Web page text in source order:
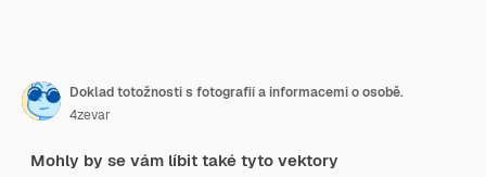
Doklad totožnosti s fotografií a informacemi o osobě.
4zevar
Mohly by se vám líbit také tyto vektory